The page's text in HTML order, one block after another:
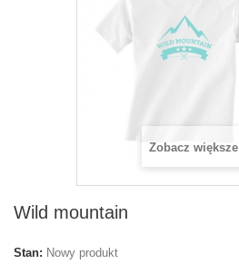
Zobacz większe
Wild mountain
Stan: Nowy produkt